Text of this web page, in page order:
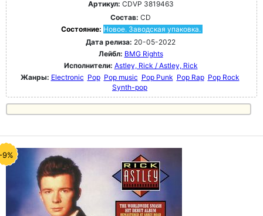
Артикул: CDVP 3819463
Состав: CD
Состояние: Новое. Заводская упаковка.
Дата релиза: 20-05-2022
Лейбл: BMG Rights
Исполнители: Astley, Rick / Astley, Rick
Жанры: Electronic Pop Pop music Pop Punk Pop Rap Pop Rock
Synth-pop
9%